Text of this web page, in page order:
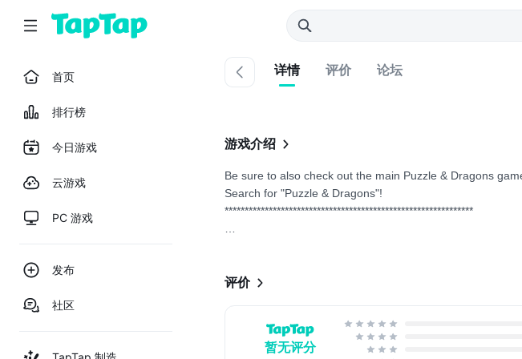
首页
排行榜
今日游戏
云游戏
PC 游戏
发布
社区
详情 评价 论坛
游戏介绍
Be sure to also check out the main Puzzle & Dragons
Search for "Puzzle & Dragons"!
**************************************************************
Back again in updated form, PuzzChalle is an official
评价
暂无评分